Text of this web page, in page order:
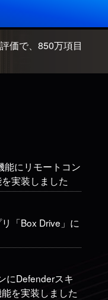
価で、850万項目
能にリモートコン
実装しました
「Box Drive」に
にDefenderスキ
を実装しました